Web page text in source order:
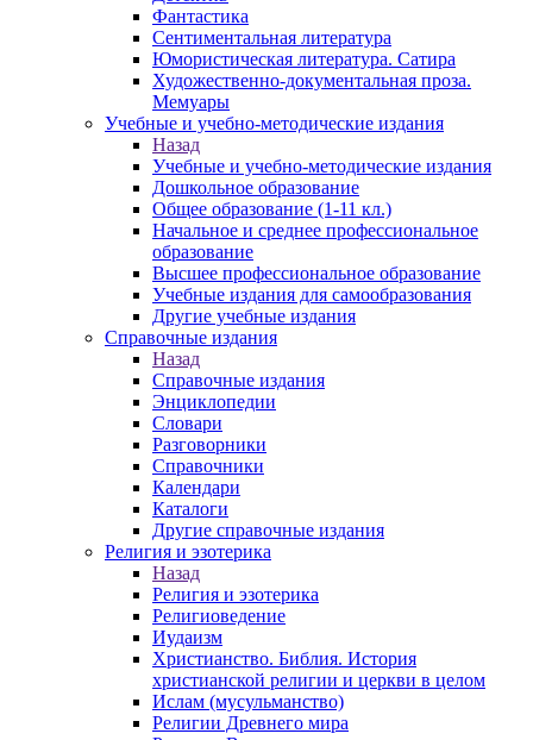
Фантастика
Сентиментальная литература
Юмористическая литература. Сатира
Художественно-документальная проза.
Мемуары
Учебные и учебно-методические издания
Назад
Учебные и учебно-методические издания
Дошкольное образование
Общее образование (1-11 кл.)
Начальное и среднее профессиональное
образование
Высшее профессиональное образование
Учебные издания для самообразования
Другие учебные издания
Справочные издания
Назад
Справочные издания
Энциклопедии
Словари
Разговорники
Справочники
Календари
Каталоги
Другие справочные издания
Религия и эзотерика
Назад
Религия и эзотерика
Религиоведение
Иудаизм
Христианство. Библия. История
христианской религии и церкви в целом
Ислам (мусульманство)
Религии Древнего мира